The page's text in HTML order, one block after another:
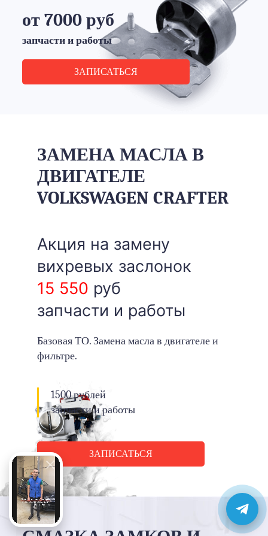
от 7000 руб
запчасти и работы
ЗАПИСАТЬСЯ
ЗАМЕНА МАСЛА В
ДВИГАТЕЛЕ
VOLKSWAGEN CRAFTER
Акция на замену
вихревых заслонок
15 550 руб
запчасти и работы
Базовая ТО. Замена масла в двигателе и
фильтре.
1500 рублей
запчасти и работы
ЗАПИСАТЬСЯ